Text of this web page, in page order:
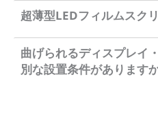
超薄型LEDフィルムスク
曲げられるディスプレイ
別な設置条件があります